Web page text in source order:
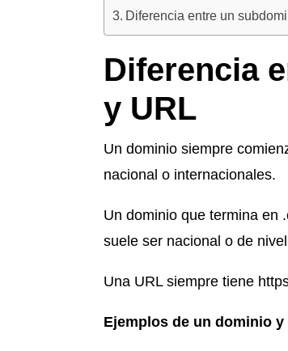
Diferencia entre un
Diferencia
y URL
Un dominio siempre
nacional o internacionales.
Un dominio que termina en
suele ser nacional o de
Una URL siempre tiene
Ejemplos de un dominio y